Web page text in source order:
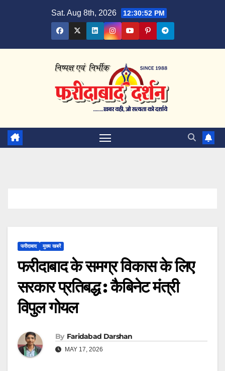
Sat. Aug 8th, 2026 12:30:53 PM
फरीदाबाद मुख्य खबरें
फरीदाबाद के समग्र विकास के लिए
सरकार प्रतिबद्ध : कैबिनेट मंत्री
विपुल गोयल
By Faridabad Darshan
MAY 17, 2026